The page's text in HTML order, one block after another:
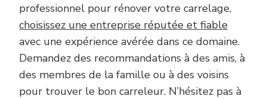
professionnel pour rénover votre carrelage,
choisissez une entreprise réputée et fiable
avec une expérience avérée dans ce domaine.
Demandez des recommandations à des amis, à
des membres de la famille ou à des voisins
pour trouver le bon carreleur. N’hésitez pas à